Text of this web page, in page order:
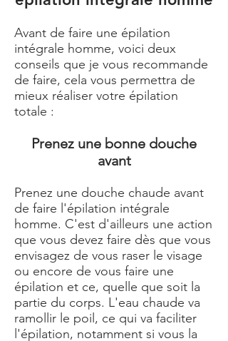
Avant de faire une épilation
intégrale homme, voici deux
conseils que je vous recommande
de faire, cela vous permettra de
mieux réaliser votre épilation
totale :
Prenez une bonne douche
avant
Prenez une douche chaude avant
de faire l'épilation intégrale
homme. C'est d'ailleurs une action
que vous devez faire dès que vous
envisagez de vous raser le visage
ou encore de vous faire une
épilation et ce, quelle que soit la
partie du corps. L'eau chaude va
ramollir le poil, ce qui va faciliter
l'épilation, notamment si vous la